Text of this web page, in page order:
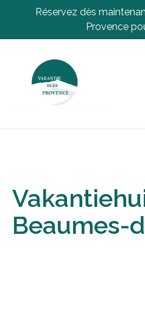
Réservez dès
Provence
Beaumes-